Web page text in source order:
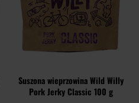
Suszona wieprzowina Wild Willy
Pork Jerky Classic 100 g